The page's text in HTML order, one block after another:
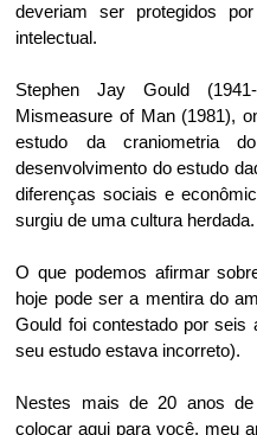
deveriam ser protegidos
intelectual.
Stephen Jay Gould
Mismeasure of Man (1981),
estudo da
desenvolvimento do estudo
diferenças sociais e
surgiu de uma cultura herdada.
O que podemos afirmar
hoje pode ser a mentira do
Gould foi contestado por seis
seu estudo estava incorreto).
Nestes mais de 20 anos
colocar aqui para você, meu